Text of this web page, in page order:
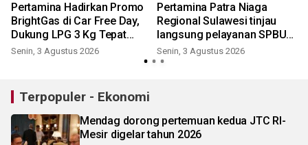
Pertamina Hadirkan Promo
BrightGas di Car Free Day,
Dukung LPG 3 Kg Tepat
Sasaran
Senin, 3 Agustus 2026
Pertamina Patra Niaga
Regional Sulawesi tinjau
langsung pelayanan SPBU
di Makassar
Senin, 3 Agustus 2026
Terpopuler - Ekonomi
Mendag dorong pertemuan kedua JTC RI-
Mesir digelar tahun 2026